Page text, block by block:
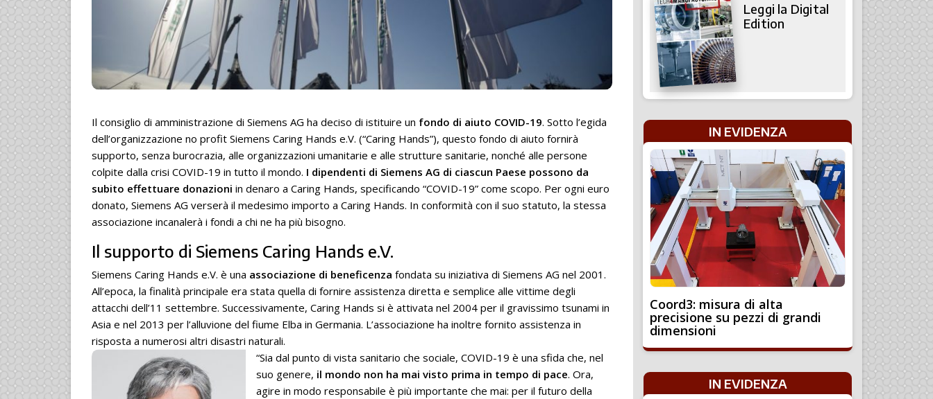
Il consiglio di amministrazione di Siemens AG ha deciso di istituire un fondo di aiuto COVID-19. Sotto l’egida
dell’organizzazione no profit Siemens Caring Hands e.V. (“Caring Hands”), questo fondo di aiuto fornirà
supporto, senza burocrazia, alle organizzazioni umanitarie e alle strutture sanitarie, nonché alle persone
colpite dalla crisi COVID-19 in tutto il mondo. I dipendenti di Siemens AG di ciascun Paese possono da
subito effettuare donazioni in denaro a Caring Hands, specificando “COVID-19” come scopo. Per ogni euro
donato, Siemens AG verserà il medesimo importo a Caring Hands. In conformità con il suo statuto, la stessa
associazione incanalerà i fondi a chi ne ha più bisogno.
Il supporto di Siemens Caring Hands e.V.
Siemens Caring Hands e.V. è una associazione di beneficenza fondata su iniziativa di Siemens AG nel 2001.
All’epoca, la finalità principale era stata quella di fornire assistenza diretta e semplice alle vittime degli
attacchi dell’11 settembre. Successivamente, Caring Hands si è attivata nel 2004 per il gravissimo tsunami in
Asia e nel 2013 per l’alluvione del fiume Elba in Germania. L’associazione ha inoltre fornito assistenza in
risposta a numerosi altri disastri naturali.
“Sia dal punto di vista sanitario che sociale, COVID-19 è una sfida che, nel
suo genere, il mondo non ha mai visto prima in tempo di pace. Ora,
agire in modo responsabile è più importante che mai: per il futuro della
Leggi la Digital
Edition
IN EVIDENZA
Coord3: misura di alta
precisione su pezzi di grandi
dimensioni
IN EVIDENZA